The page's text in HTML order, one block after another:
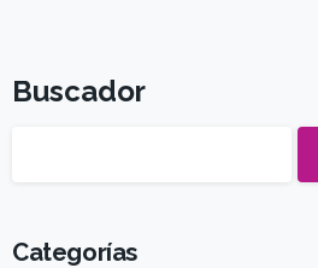
Buscador
Categorías